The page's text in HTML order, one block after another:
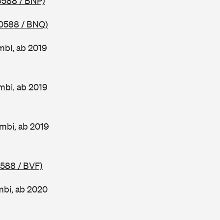
/ BNQ)
ab 2019
ab 2019
ab 2019
/ BVF)
ab 2020